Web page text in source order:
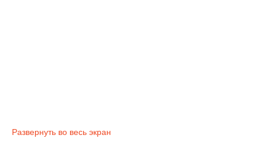
Развернуть во весь экран